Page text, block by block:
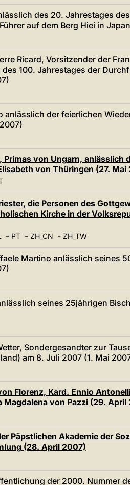
des 20. Jahrestages
auf dem Berg Hiei in
Ricard, Vorsitzender der
100. Jahrestages der
anlässlich der feierlichen
Primas von Ungarn, anlässlich
von Thüringen (27. Mai
die Personen des
Kirche in der
- PT- ZH_CN - ZH_TW
Martino anlässlich seines
seines 25jährigen
Sondergesandter zur
am 8. Juli 2007 (1. Mai
Florenz, Kard. Ennio
von Pazzi (29. April
Päpstlichen Akademie der
(28. April 2007)
der 2000. Nummer